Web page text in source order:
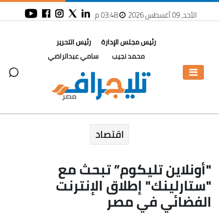
الأحد، 09 أغسطس 2026 03:48 م
رئيس مجلس الإدارة
محمد نجيب
رئيس التحرير
سامي عبدالراضي
اقتصاد
"أونلاين تليكوم” تبحث مع
"ستارلينك" إطلاق الإنترنت
الفضائي في مصر